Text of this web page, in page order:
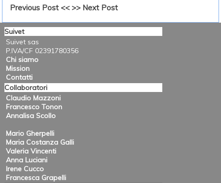
Previous Post << >> Next Post
Suivet
Suivet sas
P.IVA/CF 02391780356
Chi siamo
Mission
Contatti
Collaboratori
Claudio Mazzoni
Francesco Tonon
Annalisa Scollo
Mario Gherpelli
Maria Costanza Galli
Valeria Vincenti
Anna Luciani
Irene Cucco
Francesca Grapelli